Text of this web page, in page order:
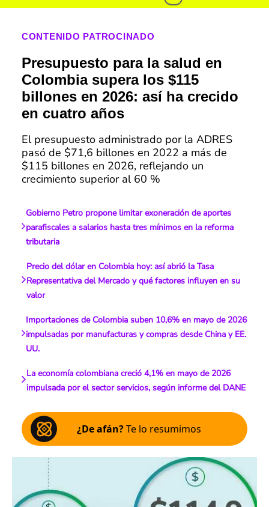
CONTENIDO PATROCINADO
Presupuesto para la salud en
Colombia supera los $115
billones en 2026: así ha crecido
en cuatro años
El presupuesto administrado por la ADRES
pasó de $71,6 billones en 2022 a más de
$115 billones en 2026, reflejando un
crecimiento superior al 60 %
Gobierno Petro propone limitar exoneración de aportes
parafiscales a salarios hasta tres mínimos en la reforma
tributaria
Precio del dólar en Colombia hoy: así abrió la Tasa
Representativa del Mercado y qué factores influyen en su
valor
Importaciones de Colombia suben 10,6% en mayo de 2026
impulsadas por manufacturas y compras desde China y EE.
UU.
La economía colombiana creció 4,1% en mayo de 2026
impulsada por el sector servicios, según informe del DANE
¿De afán?Te lo resumimos